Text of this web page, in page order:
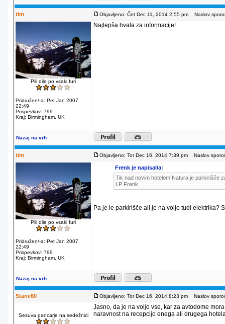
tim Objavljeno: Čet Dec 11, 2014 2:55 pm Naslov
Pili dile po vsaki furi
Pridružen/-a: Pet Jan 2007
22:49
Prispevkov: 799
Kraj: Birmingham, UK
Najlepša hvala za informacije!
Nazaj na vrh
tim Objavljeno: Tor Dec 16, 2014 7:39 pm Naslov
Pili dile po vsaki furi
Pridružen/-a: Pet Jan 2007
22:49
Prispevkov: 799
Kraj: Birmingham, UK
Frenk je napisal/a:
Tik nad novim hotelom Natura je parkirišče
LP Frenk
Pa je le parkirišče ali je na voljo tudi elektrika?
Nazaj na vrh
Stane60 Objavljeno: Tor Dec 16, 2014 8:23 pm Naslov
Sezuva pancarje na sedežnici
Jasno, da je na voljo vse, kar za avtodome
naravnost na recepcijo enega ali drugega